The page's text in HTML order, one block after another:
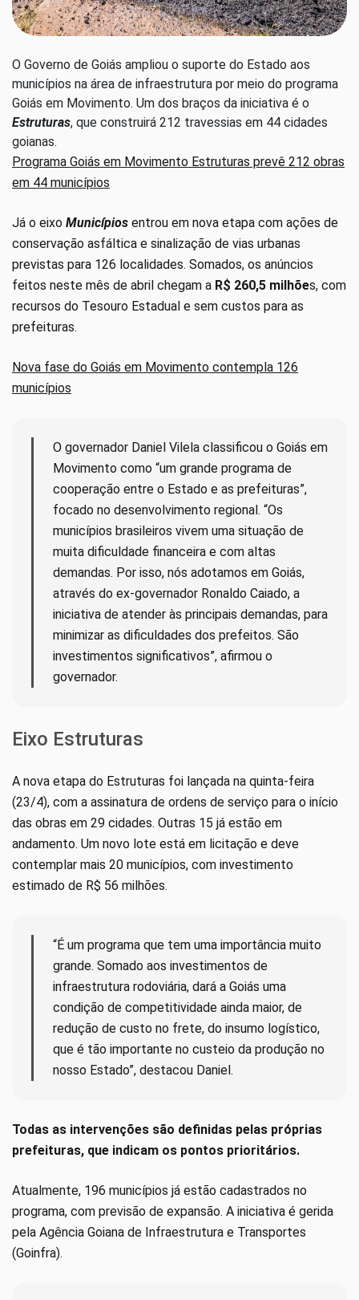
O Governo de Goiás ampliou o suporte do Estado aos
municípios na área de infraestrutura por meio do programa
Goiás em Movimento. Um dos braços da iniciativa é o
Estruturas, que construirá 212 travessias em 44 cidades
goianas.
Programa Goiás em Movimento Estruturas prevê 212 obras
em 44 municípios
Já o eixo Municípios entrou em nova etapa com ações de
conservação asfáltica e sinalização de vias urbanas
previstas para 126 localidades. Somados, os anúncios
feitos neste mês de abril chegam a R$ 260,5 milhões, com
recursos do Tesouro Estadual e sem custos para as
prefeituras.
Nova fase do Goiás em Movimento contempla 126
municípios
O governador Daniel Vilela classificou o Goiás em
Movimento como “um grande programa de
cooperação entre o Estado e as prefeituras”,
focado no desenvolvimento regional. “Os
municípios brasileiros vivem uma situação de
muita dificuldade financeira e com altas
demandas. Por isso, nós adotamos em Goiás,
através do ex-governador Ronaldo Caiado, a
iniciativa de atender às principais demandas, para
minimizar as dificuldades dos prefeitos. São
investimentos significativos”, afirmou o
governador.
Eixo Estruturas
A nova etapa do Estruturas foi lançada na quinta-feira
(23/4), com a assinatura de ordens de serviço para o início
das obras em 29 cidades. Outras 15 já estão em
andamento. Um novo lote está em licitação e deve
contemplar mais 20 municípios, com investimento
estimado de R$ 56 milhões.
“É um programa que tem uma importância muito
grande. Somado aos investimentos de
infraestrutura rodoviária, dará a Goiás uma
condição de competitividade ainda maior, de
redução de custo no frete, do insumo logístico,
que é tão importante no custeio da produção no
nosso Estado”, destacou Daniel.
Todas as intervenções são definidas pelas próprias
prefeituras, que indicam os pontos prioritários.
Atualmente, 196 municípios já estão cadastrados no
programa, com previsão de expansão. A iniciativa é gerida
pela Agência Goiana de Infraestrutura e Transportes
(Goinfra).